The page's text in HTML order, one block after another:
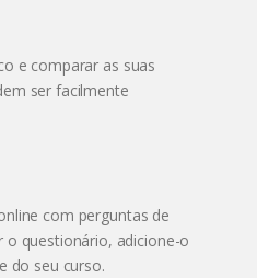
e comparar as suas
ser facilmente
com perguntas de
o questionário, adicione-o
do seu curso.